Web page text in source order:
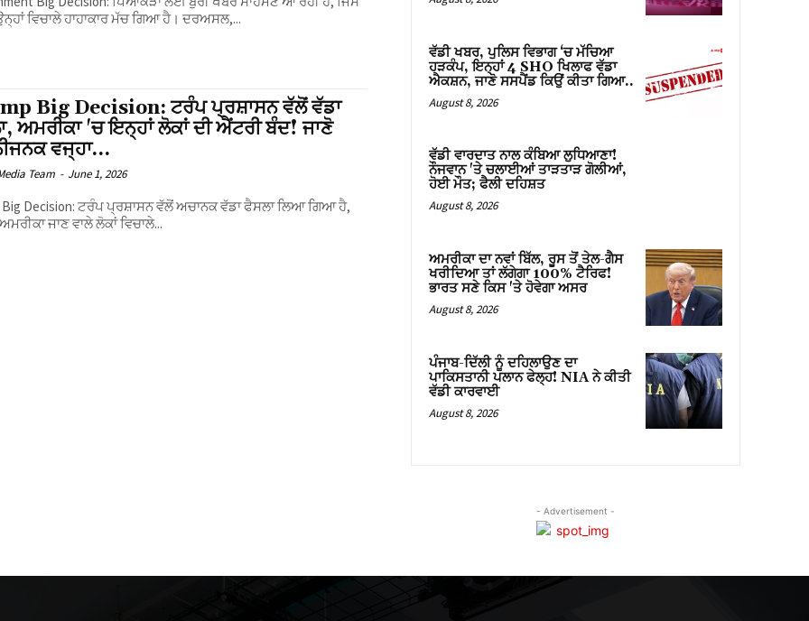
ਵਿਚਾਲੇ ਹਾਹਾਕਾਰ ਮੱਚ ਗਿਆ ਹੈ। ਦਰਅਸਲ,...
Big Decision: ਟਰੰਪ ਪ੍ਰਸ਼ਾਸਨ ਵੱਲੋਂ ਵੱਡਾ
ਅਮਰੀਕਾ 'ਚ ਇਨ੍ਹਾਂ ਲੋਕਾਂ ਦੀ ਐਂਟਰੀ ਬੰਦ! ਜਾਣੋ
ਵਜ੍ਹਾ…
Team - June 1, 2026
Big Decision: ਟਰੰਪ ਪ੍ਰਸ਼ਾਸਨ ਵੱਲੋਂ ਅਚਾਨਕ ਵੱਡਾ ਫੈਸਲਾ ਲਿਆ ਗਿਆ ਹੈ,
ਜਾਣ ਵਾਲੇ ਲੋਕਾਂ ਵਿਚਾਲੇ...
ਵੱਡੀ ਖਬਰ, ਪੁਲਿਸ ਵਿਭਾਗ ‘ਚ ਮੱਚਿਆ
ਹੜਕੰਪ, ਇਨ੍ਹਾਂ 4 SHO ਖਿਲਾਫ ਵੱਡਾ
ਐਕਸ਼ਨ, ਜਾਣੋ ਸਸਪੈਂਡ ਕਿਉਂ ਕੀਤਾ ਗਿਆ..
August 8, 2026
ਵੱਡੀ ਵਾਰਦਾਤ ਨਾਲ ਕੰਬਿਆ ਲੁਧਿਆਣਾ!
ਨੌਜਵਾਨ 'ਤੇ ਚਲਾਈਆਂ ਤਾੜਤਾੜ ਗੋਲੀਆਂ,
ਹੋਈ ਮੌਤ; ਫੈਲੀ ਦਹਿਸ਼ਤ
August 8, 2026
ਅਮਰੀਕਾ ਦਾ ਨਵਾਂ ਬਿੱਲ, ਰੂਸ ਤੋਂ ਤੇਲ-ਗੈਸ
ਖਰੀਦਿਆ ਤਾਂ ਲੱਗੇਗਾ 100% ਟੈਰਿਫ!
ਭਾਰਤ ਸਣੇ ਕਿਸ 'ਤੇ ਹੋਵੇਗਾ ਅਸਰ
August 8, 2026
ਪੰਜਾਬ-ਦਿੱਲੀ ਨੂੰ ਦਹਿਲਾਉਣ ਦਾ
ਪਾਕਿਸਤਾਨੀ ਪਲਾਨ ਫੇਲ੍ਹ! NIA ਨੇ ਕੀਤੀ
ਵੱਡੀ ਕਾਰਵਾਈ
August 8, 2026
- Advertisement -